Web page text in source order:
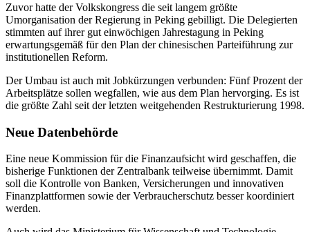
Zuvor hatte der Volkskongress die seit langem größte
Umorganisation der Regierung in Peking gebilligt. Die Delegierten
stimmten auf ihrer gut einwöchigen Jahrestagung in Peking
erwartungsgemäß für den Plan der chinesischen Parteiführung zur
institutionellen Reform.
Der Umbau ist auch mit Jobkürzungen verbunden: Fünf Prozent der
Arbeitsplätze sollen wegfallen, wie aus dem Plan hervorging. Es ist
die größte Zahl seit der letzten weitgehenden Restrukturierung 1998.
Neue Datenbehörde
Eine neue Kommission für die Finanzaufsicht wird geschaffen, die
bisherige Funktionen der Zentralbank teilweise übernimmt. Damit
soll die Kontrolle von Banken, Versicherungen und innovativen
Finanzplattformen sowie der Verbraucherschutz besser koordiniert
werden.